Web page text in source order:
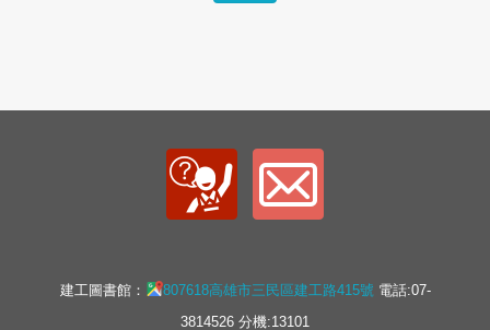
建工圖書館： 807618高雄市三民區建工路415號電話:07-
3814526 分機:13101